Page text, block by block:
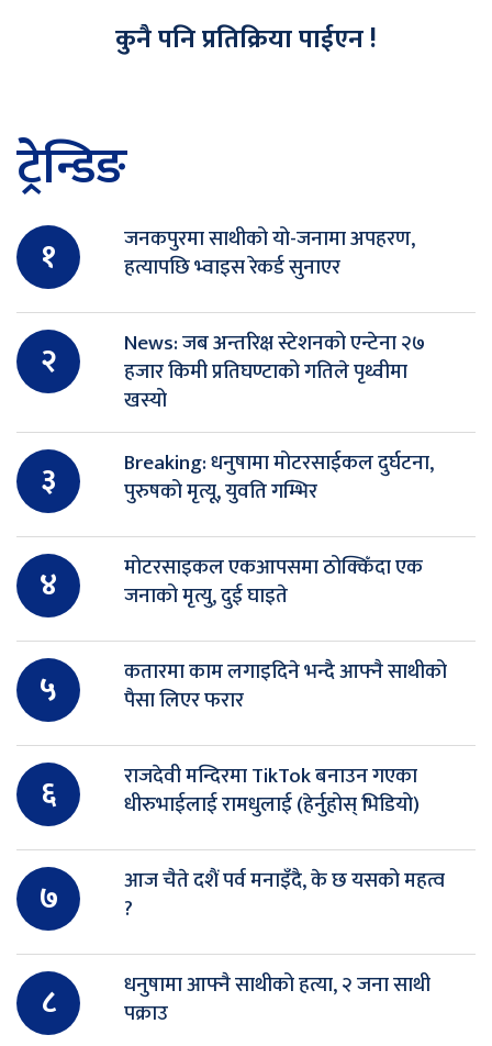
कुनै पनि प्रतिक्रिया पाईएन !
ट्रेन्डिङ
१
जनकपुरमा साथीको यो-जनामा अपहरण,
हत्यापछि भ्वाइस रेकर्ड सुनाएर
२
News: जब अन्तरिक्ष स्टेशनको एन्टेना २७
हजार किमी प्रतिघण्टाको गतिले पृथ्वीमा
खस्यो
३
Breaking: धनुषामा मोटरसाईकल दुर्घटना,
पुरुषको मृत्यू, युवति गम्भिर
४
मोटरसाइकल एकआपसमा ठोक्किँदा एक
जनाको मृत्यु, दुई घाइते
५
कतारमा काम लगाइदिने भन्दै आफ्नै साथीको
पैसा लिएर फरार
६
राजदेवी मन्दिरमा TikTok बनाउन गएका
धीरुभाईलाई रामधुलाई (हेर्नुहोस् भिडियो)
७
आज चैते दशैं पर्व मनाइँदै, के छ यसको महत्व
?
८
धनुषामा आफ्नै साथीको हत्या, २ जना साथी
पक्राउ